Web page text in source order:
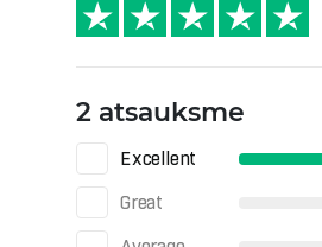
2 atsauksme
Excellent
Great